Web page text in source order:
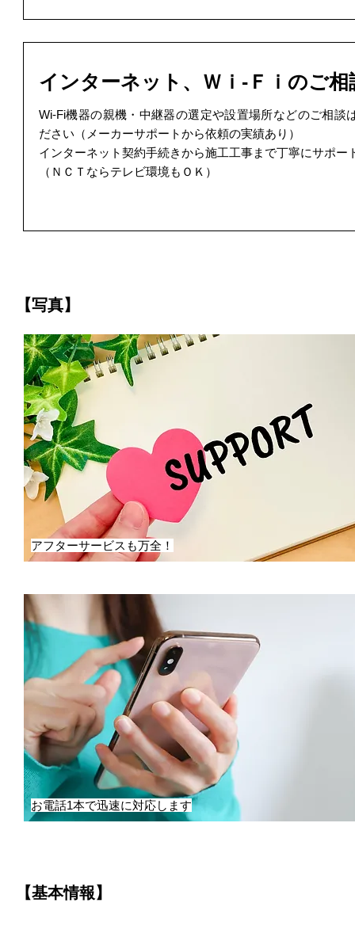
インターネット、Ｗｉ-Ｆｉのご相
Wi-Fi機器の親機・中継器の選定や設置場所などのご相談
ださい（メーカーサポートから依頼の実績あり）
インターネット契約手続きから施工工事まで丁寧にサポー
（ＮＣＴならテレビ環境もＯＫ）
【写真】
アフターサービスも万全！
お電話1本で迅速に対応します
【基本情報】